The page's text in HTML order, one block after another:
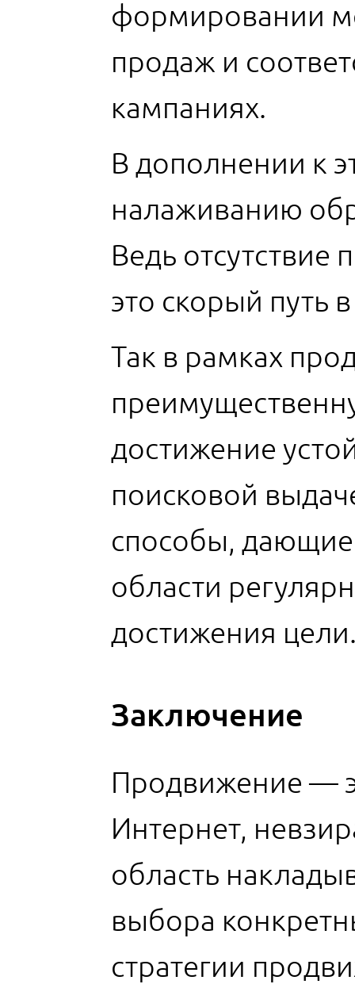
формировании
продаж и
кампаниях.
В дополнении к
налаживанию
Ведь отсутствие
это скорый путь
Так в рамках
достижение
поисковой
способы, дающие
области
достижения
Заключение
Продвижение —
Интернет,
область
выбора
стратегии